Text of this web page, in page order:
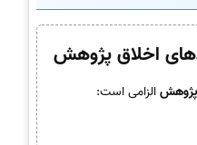
اخلاق پژوهش
پژوهشالزامی است: